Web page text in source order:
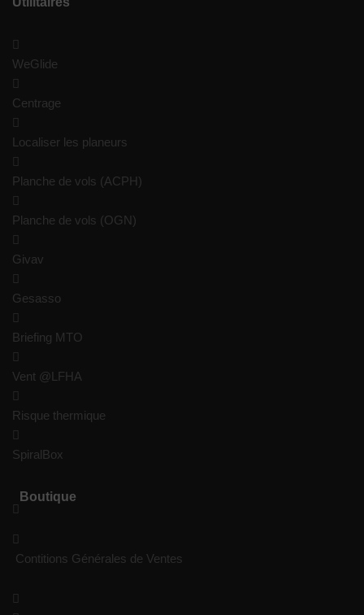
WeGlide
Centrage
Localiser les planeurs
Planche de vols (ACPH)
Planche de vols (OGN)
Givav
Gesasso
Briefing MTO
Vent @LFHA
Risque thermique
SpiralBox
Boutique
Contitions Générales de Ventes